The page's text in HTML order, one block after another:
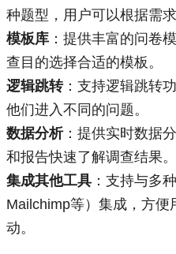
种题型，用户可以根据需求
模板库 ：提供丰富的问卷
查目的选择合适的模板。
逻辑跳转：支持逻辑跳转
他们进入不同的问题。
数据分析：提供实时数据
和报告快速了解调查结果。
集成其他工具 ：支持与多
Mailchimp等）集成，方
动。